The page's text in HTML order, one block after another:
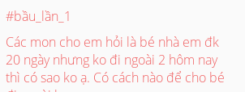
#bầu_lần_1
Các mon cho em hỏi là bé nhà em đk
20 ngày nhưng ko đi ngoài 2 hôm nay
thì có sao ko ạ. Có cách nào để cho bé